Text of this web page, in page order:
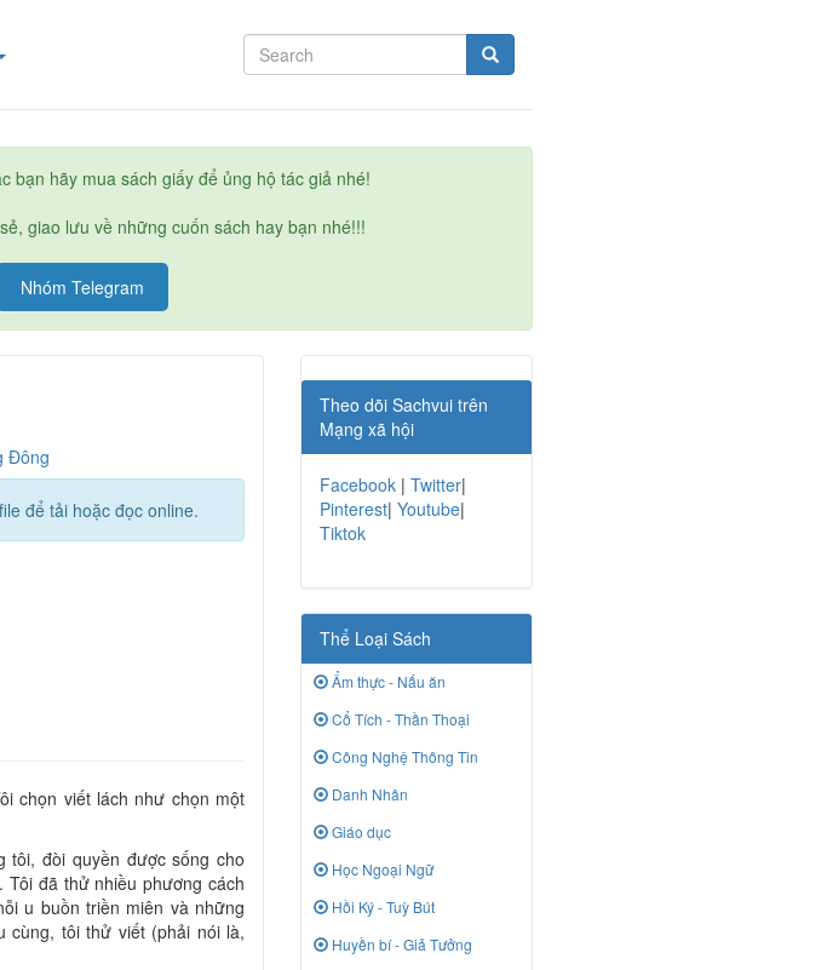
bạn hãy mua sách giấy để ủng hộ tác giả nhé!
giao lưu về những cuốn sách hay bạn nhé!!!
Nhóm Telegram
Đông
để tải hoặc đọc online.
chọn viết lách như chọn một
tôi, đòi quyền được sống cho
đã thử nhiều phương cách
u buồn triền miên và những
cùng, tôi thử viết (phải nói là,
Theo dõi Sachvui trên
Mạng xã hội
Facebook | Twitter|
Pinterest| Youtube|
Tiktok
Thể Loại Sách
Ẩm thực - Nấu ăn
Cổ Tích - Thần Thoại
Công Nghệ Thông Tin
Danh Nhân
Giáo dục
Học Ngoại Ngữ
Hồi Ký - Tuỳ Bút
Huyền bí - Giả Tưởng